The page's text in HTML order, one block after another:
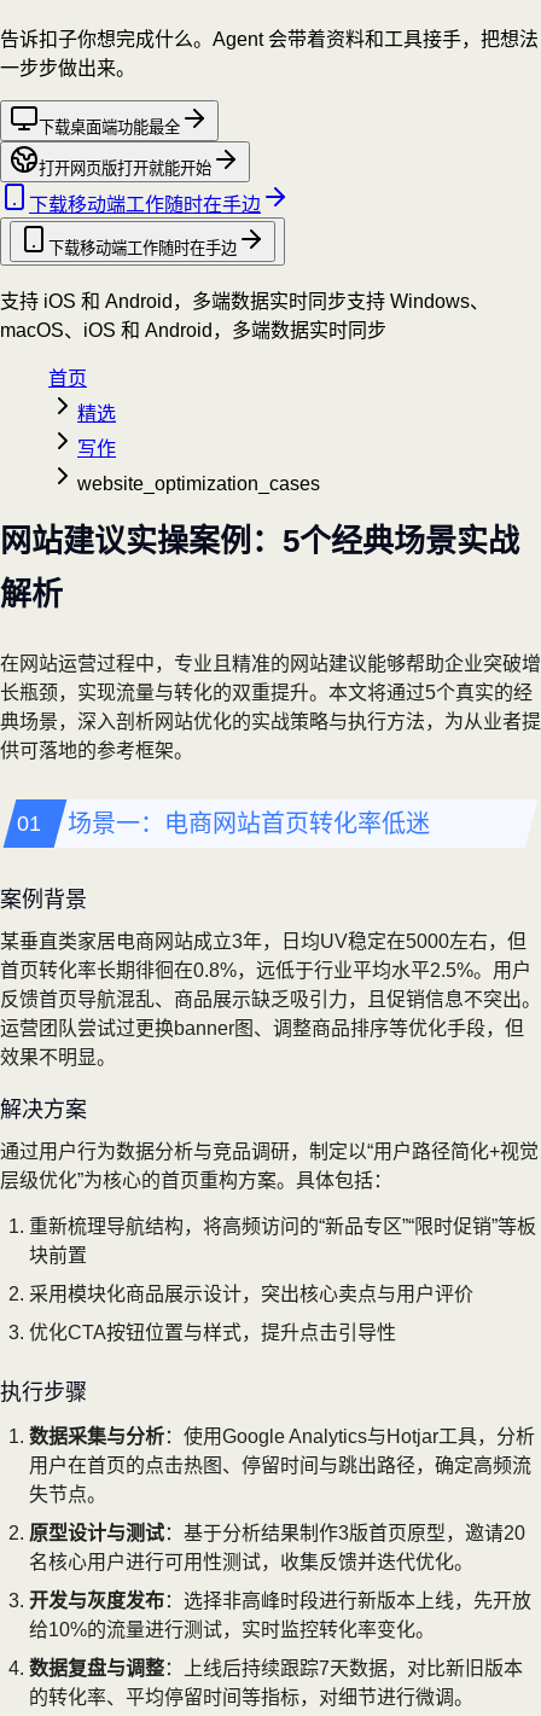
告诉扣子你想完成什么。Agent 会带着资料和工具接手，把想法
一步步做出来。
下载桌面端功能最全
打开网页版打开就能开始
下载移动端工作随时在手边
下载移动端工作随时在手边
支持 iOS 和 Android，多端数据实时同步支持 Windows、
macOS、iOS 和 Android，多端数据实时同步
首页
精选
写作
website_optimization_cases
网站建议实操案例：5个经典场景实战
解析
在网站运营过程中，专业且精准的网站建议能够帮助企业突破增
长瓶颈，实现流量与转化的双重提升。本文将通过5个真实的经
典场景，深入剖析网站优化的实战策略与执行方法，为从业者提
供可落地的参考框架。
场景一：电商网站首页转化率低迷
案例背景
某垂直类家居电商网站成立3年，日均UV稳定在5000左右，但
首页转化率长期徘徊在0.8%，远低于行业平均水平2.5%。用户
反馈首页导航混乱、商品展示缺乏吸引力，且促销信息不突出。
运营团队尝试过更换banner图、调整商品排序等优化手段，但
效果不明显。
解决方案
通过用户行为数据分析与竞品调研，制定以“用户路径简化+视觉
层级优化”为核心的首页重构方案。具体包括：
重新梳理导航结构，将高频访问的“新品专区”“限时促销”等板
块前置
采用模块化商品展示设计，突出核心卖点与用户评价
优化CTA按钮位置与样式，提升点击引导性
执行步骤
数据采集与分析：使用Google Analytics与Hotjar工具，分析
用户在首页的点击热图、停留时间与跳出路径，确定高频流
失节点。
原型设计与测试：基于分析结果制作3版首页原型，邀请20
名核心用户进行可用性测试，收集反馈并迭代优化。
开发与灰度发布：选择非高峰时段进行新版本上线，先开放
给10%的流量进行测试，实时监控转化率变化。
数据复盘与调整：上线后持续跟踪7天数据，对比新旧版本
的转化率、平均停留时间等指标，对细节进行微调。